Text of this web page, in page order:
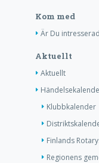
Kom med
Är Du
Aktuellt
Aktuellt
Klubbkalender
Finlands
Regionens